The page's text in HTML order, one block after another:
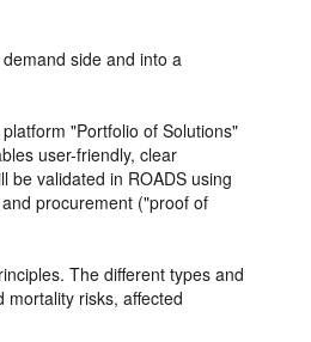
side and into a
"Portfolio of Solutions"
user-friendly, clear
be validated in ROADS using
procurement ("proof of
The different types and
risks, affected